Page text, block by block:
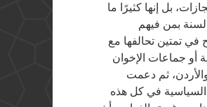
بل إنها كثيرًا ما
بمن فيهم
في تمتين تحالفها مع
أو جماعات الإخوان
ثم دعمت
السياسية في كل هذه